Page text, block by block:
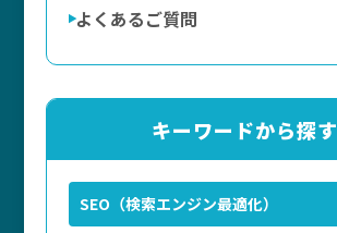
よくあるご質問
キーワードから探す
SEO（検索エンジン最適化）